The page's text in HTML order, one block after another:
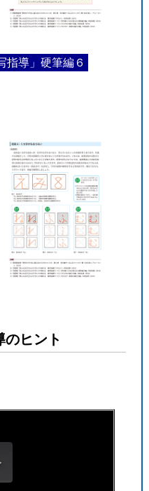
指導」硬筆編６
ヒント